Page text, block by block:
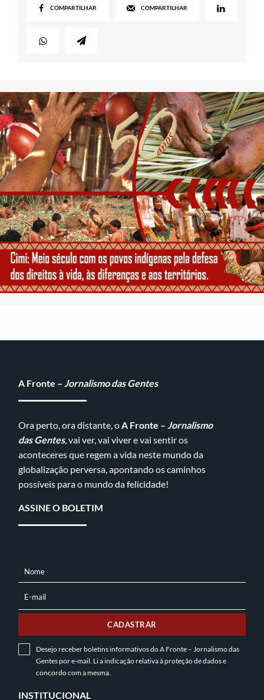
COMPARTILHAR COMPARTILHAR
A Fronte – Jornalismo das Gentes
Ora perto, ora distante, oA Fronte – Jornalismo
das Gentes, vai ver, vai viver e vai sentir os
aconteceres que regem a vida neste mundo da
globalização perversa, apontando os caminhos
possíveis para o mundo da felicidade!
ASSINE O BOLETIM
NOME
Nome
MAIL
E-mail
CADASTRAR
Desejo receber boletins informativos do A Fronte – Jornalismo das
Gentes por e-mail. Li a indicação relativa àproteção de dadose
concordo com a mesma.
INSTITUCIONAL